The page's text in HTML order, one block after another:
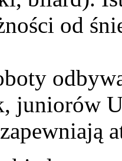
od
juniorów